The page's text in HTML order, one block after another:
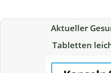
Aktueller
Tabletten